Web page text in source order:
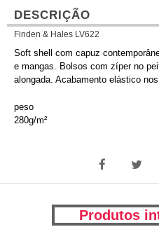
DESCRIÇÃO
Finden & Hales LV622
Soft shell com capuz
e mangas. Bolsos com zíper no
alongada. Acabamento elástico
peso
280g/m²
Produtos